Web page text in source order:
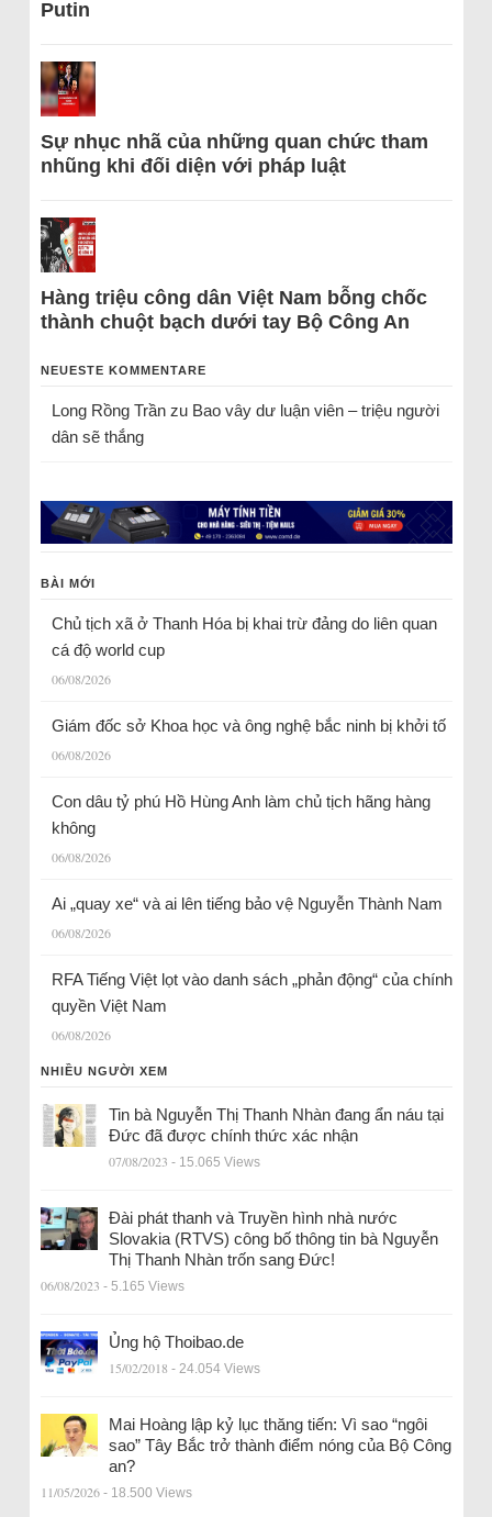
Putin
Sự nhục nhã của những quan chức tham
nhũng khi đối diện với pháp luật
Hàng triệu công dân Việt Nam bỗng chốc
thành chuột bạch dưới tay Bộ Công An
NEUESTE KOMMENTARE
Long Rồng Trầnzu Bao vây dư luận viên – triệu người
dân sẽ thắng
BÀI MỚI
Chủ tịch xã ở Thanh Hóa bị khai trừ đảng do liên quan
cá độ world cup
06/08/2026
Giám đốc sở Khoa học và ông nghệ bắc ninh bị khởi tố
06/08/2026
Con dâu tỷ phú Hồ Hùng Anh làm chủ tịch hãng hàng
không
06/08/2026
Ai „quay xe“ và ai lên tiếng bảo vệ Nguyễn Thành Nam
06/08/2026
RFA Tiếng Việt lọt vào danh sách „phản động“ của chính
quyền Việt Nam
06/08/2026
NHIỀU NGƯỜI XEM
Tin bà Nguyễn Thị Thanh Nhàn đang ẩn náu tại
Đức đã được chính thức xác nhận
07/08/2023 - 15.065 Views
Đài phát thanh và Truyền hình nhà nước
Slovakia (RTVS) công bố thông tin bà Nguyễn
Thị Thanh Nhàn trốn sang Đức!
06/08/2023 - 5.165 Views
Ủng hộ Thoibao.de
15/02/2018 - 24.054 Views
Mai Hoàng lập kỷ lục thăng tiến: Vì sao “ngôi
sao” Tây Bắc trở thành điểm nóng của Bộ Công
an?
11/05/2026 - 18.500 Views